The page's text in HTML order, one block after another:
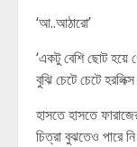
‘আ..আঠারো’
‘একটু বেশি ছোট হয়ে
বুঝি চেটে চেটে
হাসতে হাসতে
চিত্রা বুঝতেও পারে